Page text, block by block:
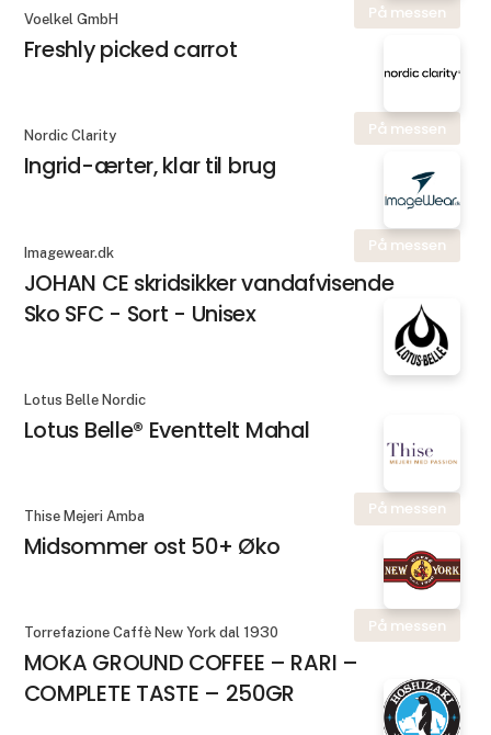
På messen
Voelkel GmbH
Freshly picked carrot
På messen
Nordic Clarity
Ingrid-ærter, klar til brug
På messen
Imagewear.dk
JOHAN CE skridsikker vandafvisende
Sko SFC - Sort - Unisex
Lotus Belle Nordic
Lotus Belle® Eventtelt Mahal
På messen
Thise Mejeri Amba
Midsommer ost 50+ Øko
På messen
Torrefazione Caffè New York dal 1930
MOKA GROUND COFFEE – RARI –
COMPLETE TASTE – 250GR